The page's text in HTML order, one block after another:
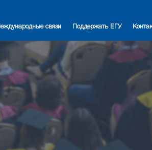
связи Поддержать ЕГУ